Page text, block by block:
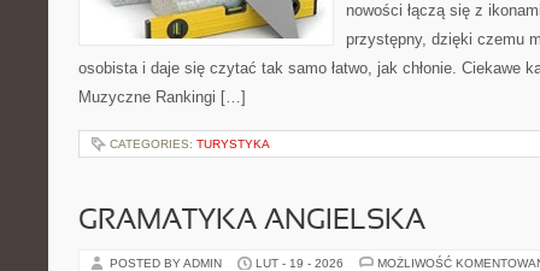
nowości łączą się z
przystępny, dzięki czemu
osobista i daje się czytać tak samo łatwo, jak chłonie. Ciekawe
Muzyczne Rankingi […]
CATEGORIES: TURYSTYKA
GRAMATYKA ANGIELSKA
POSTED BY ADMIN LUT - 19 - 2026 MOŻLIWOŚĆ